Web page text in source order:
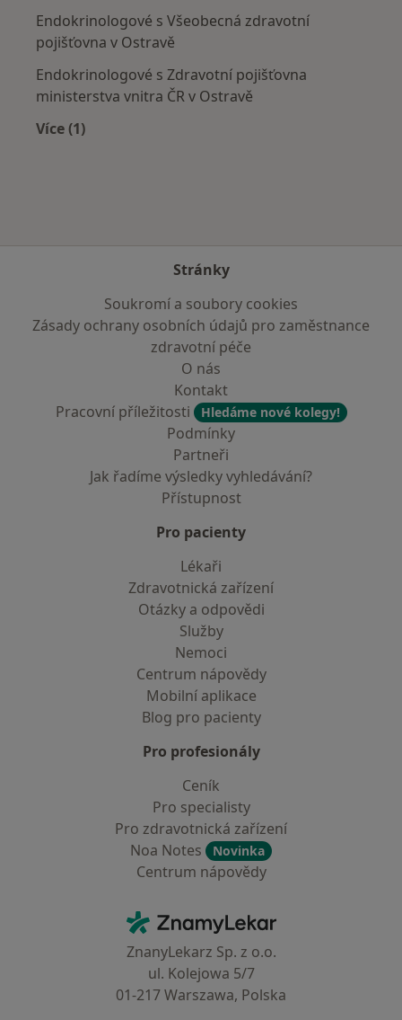
Endokrinologové s Všeobecná zdravotní
pojišťovna v Ostravě
Endokrinologové s Zdravotní pojišťovna
ministerstva vnitra ČR v Ostravě
Více (1)
Stránky
Soukromí a soubory cookies
Zásady ochrany osobních údajů pro zaměstnance
zdravotní péče
O nás
Kontakt
Pracovní příležitosti
Hledáme nové kolegy!
Podmínky
Partneři
Jak řadíme výsledky vyhledávání?
Přístupnost
Pro pacienty
Lékaři
Zdravotnická zařízení
Otázky a odpovědi
Služby
Nemoci
Centrum nápovědy
Mobilní aplikace
Blog pro pacienty
Pro profesionály
Ceník
Pro specialisty
Pro zdravotnická zařízení
Noa Notes
Novinka
Centrum nápovědy
ZnamyLekar - Hlavní stránka
ZnanyLekarz Sp. z o.o.
ul. Kolejowa 5/7
01-217 Warszawa, Polska